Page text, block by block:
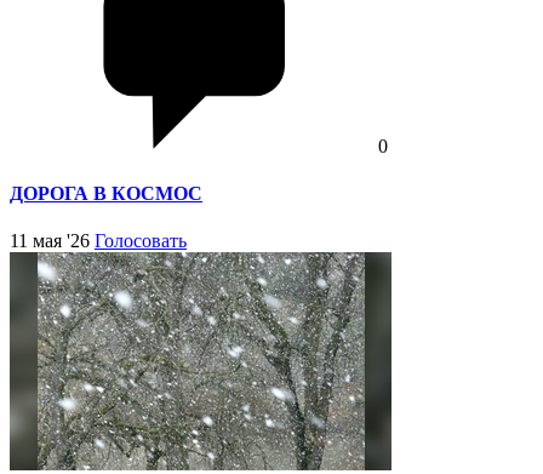
0
ДОРОГА В КОСМОС
11 мая '26 Голосовать